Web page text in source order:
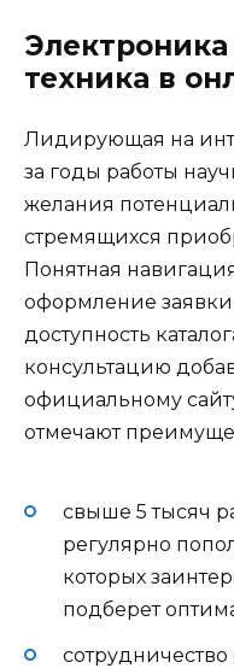
техника в
Лидирующая на
за годы работы
желания
стремящихся
Понятная
оформление заявки,
доступность
консультацию
официальному
отмечают
свыше 5 тысяч
регулярно
которых
подберет